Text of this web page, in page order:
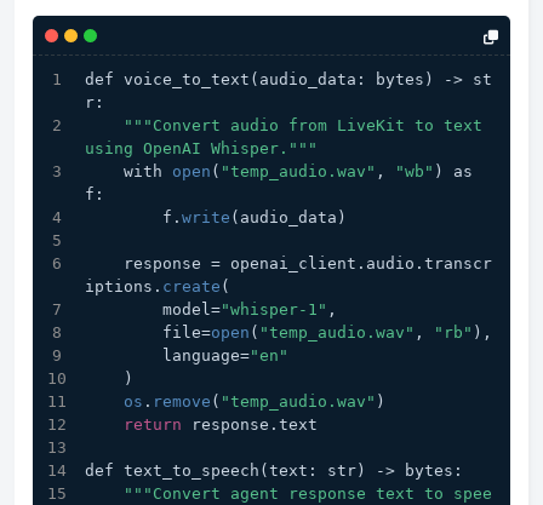
def voice_to_text(audio_data: bytes) -> st
r:
"" "Convert audio from LiveKit to text
using OpenAI Whisper." ""
    with
open ( "temp_audio.wav" , "wb" ) as
f:
        f.
write (audio_data)
iptions. create (
        model=
"whisper-1" ,
        file=
open ( "temp_audio.wav" , "rb" ),
        language=
"en"
    )
os . remove ( "temp_audio.wav" )
return response.text
def text_to_speech(text: str) -> bytes:
"" "Convert agent response text to spee